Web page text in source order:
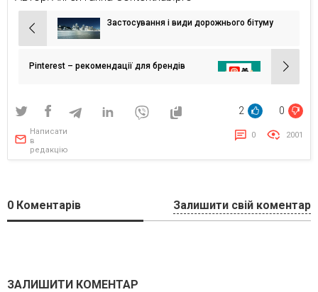
Навігація
записів
Застосування і види дорожнього бітуму
Pinterest – рекомендації для брендів
2 0
Написати
в
редакцію
0 2001
0 Коментарів Залишити свій коментар
ЗАЛИШИТИ КОМЕНТАР